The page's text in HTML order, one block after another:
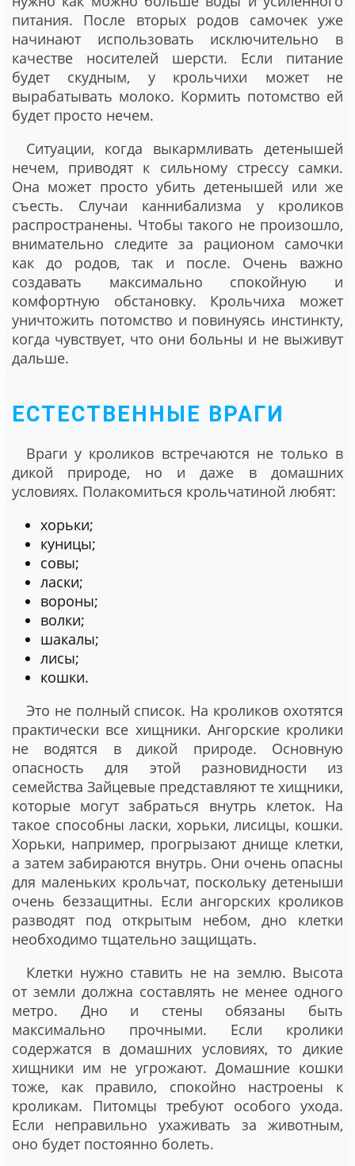
питания. После вторых родов самочек уже
начинают использовать исключительно в
качестве носителей шерсти. Если питание
будет скудным, у крольчихи может не
вырабатывать молоко. Кормить потомство ей
будет просто нечем.
Ситуации, когда выкармливать детенышей
нечем, приводят к сильному стрессу самки.
Она может просто убить детенышей или же
съесть. Случаи каннибализма у кроликов
распространены. Чтобы такого не произошло,
внимательно следите за рационом самочки
как до родов, так и после. Очень важно
создавать максимально спокойную и
комфортную обстановку. Крольчиха может
уничтожить потомство и повинуясь инстинкту,
когда чувствует, что они больны и не выживут
дальше.
ЕСТЕСТВЕННЫЕ ВРАГИ
Враги у кроликов встречаются не только в
дикой природе, но и даже в домашних
условиях. Полакомиться крольчатиной любят:
хорьки;
куницы;
совы;
ласки;
вороны;
волки;
шакалы;
лисы;
кошки.
Это не полный список. На кроликов охотятся
практически все хищники. Ангорские кролики
не водятся в дикой природе. Основную
опасность для этой разновидности из
семейства Зайцевые представляют те хищники,
которые могут забраться внутрь клеток. На
такое способны ласки, хорьки, лисицы, кошки.
Хорьки, например, прогрызают днище клетки,
а затем забираются внутрь. Они очень опасны
для маленьких крольчат, поскольку детеныши
очень беззащитны. Если ангорских кроликов
разводят под открытым небом, дно клетки
необходимо тщательно защищать.
Клетки нужно ставить не на землю. Высота
от земли должна составлять не менее одного
метро. Дно и стены обязаны быть
максимально прочными. Если кролики
содержатся в домашних условиях, то дикие
хищники им не угрожают. Домашние кошки
тоже, как правило, спокойно настроены к
кроликам. Питомцы требуют особого ухода.
Если неправильно ухаживать за животным,
оно будет постоянно болеть.